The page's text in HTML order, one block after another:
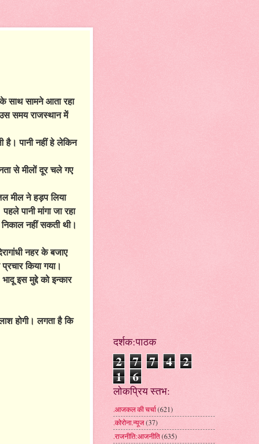
साथ सामने आता रहा
समय राजस्थान में
है। पानी नहीं हे लेकिन
से मीलों दूर चले गए
मील ने हड़प लिया
पानी मांगा जा रहा
नहीं सकती थी।
नहर के बजाए
किया गया।
इस मुद्दे को इन्कार
होगी। लगता है कि
दर्शक:पाठक
2 7 7 4 2
1 6
लोकप्रिय स्तभ:
.आजकल की चर्चा(621)
.कोरोना.न्यूज(37)
.राजनीति:आजनीति(635)